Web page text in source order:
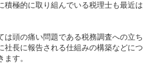
積極的に取り組んでいる税理士も最近は
は頭の痛い問題である税務調査への立ち
社長に報告される仕組みの構築などにつ
す。